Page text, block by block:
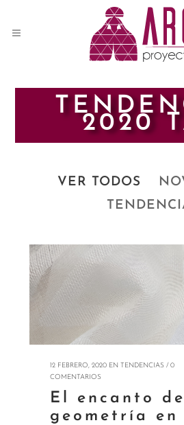
2020
VER TODOS
12 FEBRERO, 2020EN TENDENCIAS / 0
COMENTARIOS
El encanto
geometría en